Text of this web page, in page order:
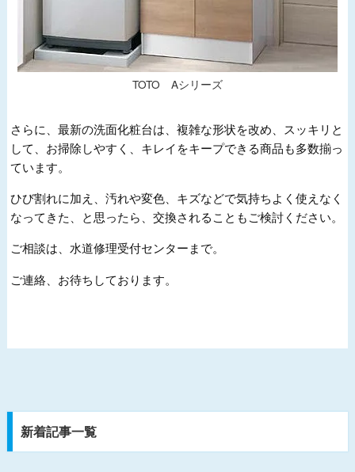
TOTO Aシリーズ
さらに、最新の洗面化粧台は、複雑な形状を改め、スッキリと
して、お掃除しやすく、キレイをキープできる商品も多数揃っ
ています。
ひび割れに加え、汚れや変色、キズなどで気持ちよく使えなく
なってきた、と思ったら、交換されることもご検討ください。
ご相談は、水道修理受付センターまで。
ご連絡、お待ちしております。
新着記事一覧